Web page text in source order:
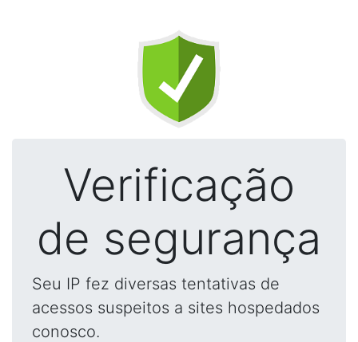
Verificação
de segurança
Seu IP fez diversas tentativas de
acessos suspeitos a sites hospedados
conosco.